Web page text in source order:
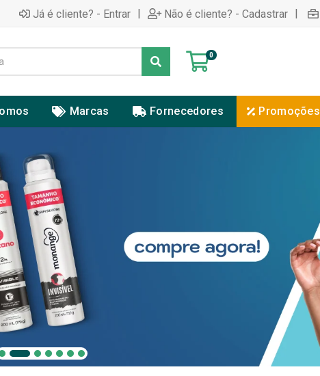
Já é cliente? - Entrar | Não é cliente? - Cadastrar |
0
Marcas Fornecedores Promoções